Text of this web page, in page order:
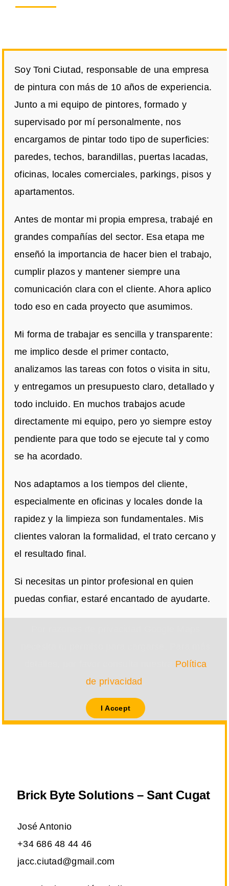
Soy Toni Ciutad, responsable de una empresa
de pintura con más de 10 años de experiencia.
Junto a mi equipo de pintores, formado y
supervisado por mí personalmente, nos
encargamos de pintar todo tipo de superficies:
paredes, techos, barandillas, puertas lacadas,
oficinas, locales comerciales, parkings, pisos y
apartamentos.
Antes de montar mi propia empresa, trabajé en
grandes compañías del sector. Esa etapa me
enseñó la importancia de hacer bien el trabajo,
cumplir plazos y mantener siempre una
comunicación clara con el cliente. Ahora aplico
todo eso en cada proyecto que asumimos.
Mi forma de trabajar es sencilla y transparente:
me implico desde el primer contacto,
analizamos las tareas con fotos o visita in situ,
y entregamos un presupuesto claro, detallado y
todo incluido. En muchos trabajos acude
directamente mi equipo, pero yo siempre estoy
pendiente para que todo se ejecute tal y como
se ha acordado.
Nos adaptamos a los tiempos del cliente,
especialmente en oficinas y locales donde la
rapidez y la limpieza son fundamentales. Mis
clientes valoran la formalidad, el trato cercano y
el resultado final.
Si necesitas un pintor profesional en quien
puedas confiar, estaré encantado de ayudarte.
Política
de privacidad
I Accept
Brick Byte Solutions – Sant Cugat
José Antonio
+34 686 48 44 46
jacc.ciutad@gmail.com